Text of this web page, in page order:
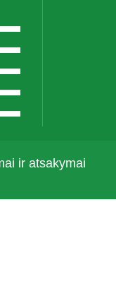
ir atsakymai